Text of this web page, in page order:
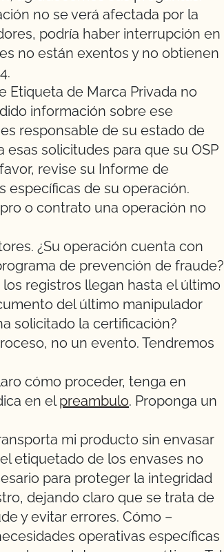
no se verá afectada por la
podría haber interrupción en
no están exentos y no obtienen
Etiqueta de Marca Privada no
información sobre ese
responsable de su estado de
solicitudes para que su OSP
revise su Informe de
específicas de su operación.
o contrato una operación no
¿Su operación cuenta con
de prevención de fraude?
registros llegan hasta el último
del último manipulador
solicitado la certificación?
no un evento. Tendremos
cómo proceder, tenga en
en elpreambulo. Proponga un
mi producto sin envasar
etiquetado de los envases no
para proteger la integridad
dejando claro que se trata de
y evitar errores. Cómo –
operativas específicas